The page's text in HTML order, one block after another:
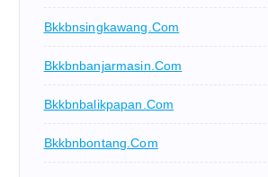
Bkkbnsingkawang.com
Bkkbnbanjarmasin.com
Bkkbnbalikpapan.com
Bkkbnbontang.com